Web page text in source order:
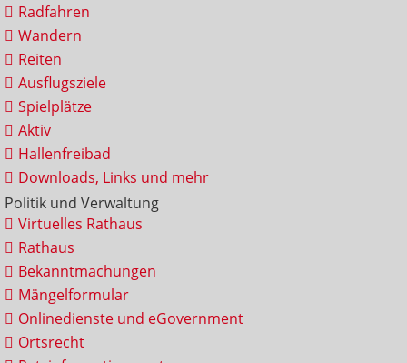
Radfahren
Wandern
Reiten
Ausflugsziele
Spielplätze
Aktiv
Hallenfreibad
Downloads, Links und mehr
Politik und Verwaltung
Virtuelles Rathaus
Rathaus
Bekanntmachungen
Mängelformular
Onlinedienste und eGovernment
Ortsrecht